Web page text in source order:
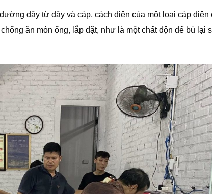
dây từ dây và cáp, cách điện của một loại cáp điện
ăn mòn ống, lắp đặt, như là một chất độn để bù lại